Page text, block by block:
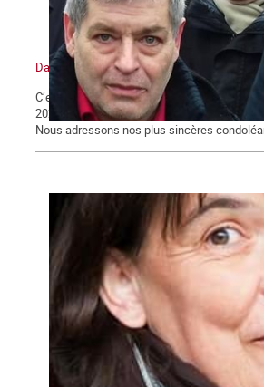
Daniel Petri (1960-2021) : un militant
C’est avec tristesse que nous avons appris,
2021, le décès de Daniel Petri à son domicile
Nous adressons nos plus sincères